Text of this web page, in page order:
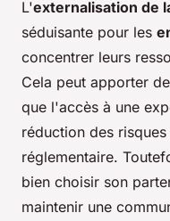
L'externalisation de
séduisante pour les
concentrer leurs
Cela peut apporter
que l'accès à une
réduction des
réglementaire.
bien choisir son
maintenir une